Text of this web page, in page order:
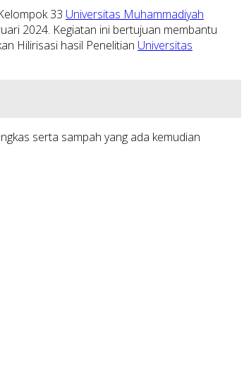
33 Universitas Muhammadiyah
2024. Kegiatan ini bertujuan membantu
Hilirisasi hasil Penelitian Universitas
serta sampah yang ada kemudian